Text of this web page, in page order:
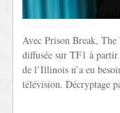
Avec Prison Break,
diffusée sur TF1 à
de l’Illinois n’a eu
télévision. Décryptage